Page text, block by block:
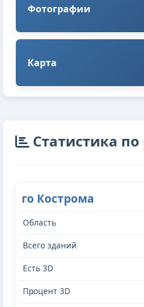
Фотографии
Карта
Cтатистика
го Кострома